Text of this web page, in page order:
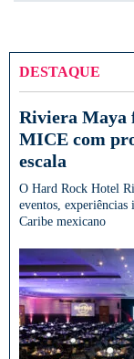
DESTAQUE
Riviera Maya
MICE com
escala
O Hard Rock Hotel
eventos,
Caribe mexicano